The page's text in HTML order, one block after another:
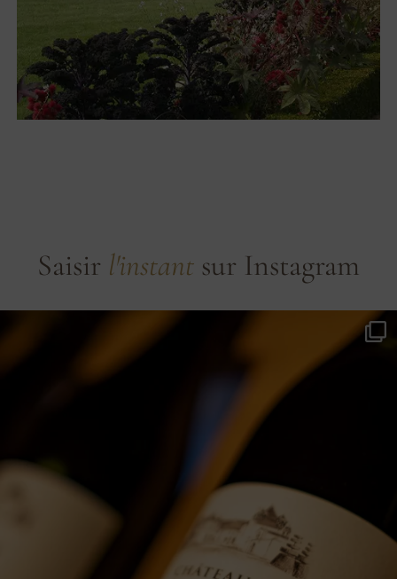
EXPLORER
Saisir l'instant sur Instagram